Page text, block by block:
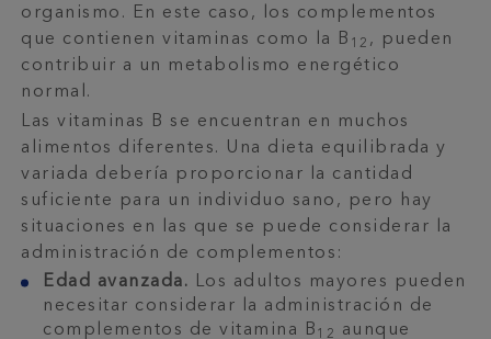
organismo. En este caso, los complementos
que contienen vitaminas como la B 12 , pueden
contribuir a un metabolismo energético
normal.
Las vitaminas B se encuentran en muchos
alimentos diferentes. Una dieta equilibrada y
variada debería proporcionar la cantidad
suficiente para un individuo sano, pero hay
situaciones en las que se puede considerar la
administración de complementos:
Edad avanzada. Los adultos mayores pueden
necesitar considerar la administración de
complementos de vitamina B 12
aunque